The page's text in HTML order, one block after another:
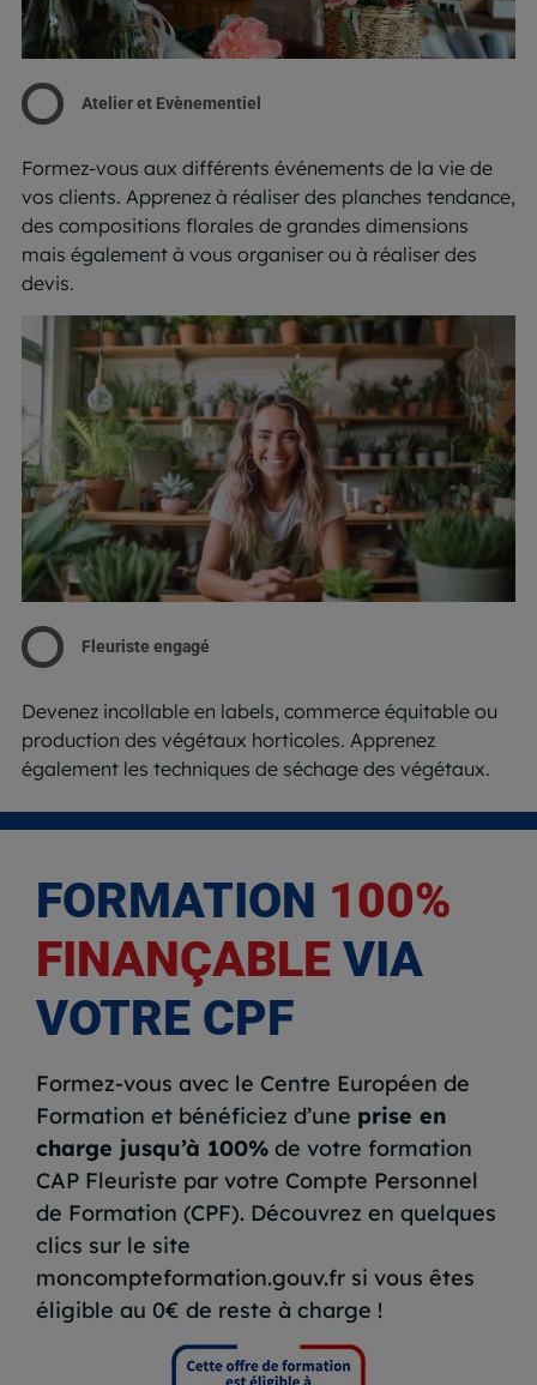
Atelier et Evènementiel
Formez-vous aux différents événements de la vie de
vos clients. Apprenez à réaliser des planches tendance,
des compositions florales de grandes dimensions
mais également à vous organiser ou à réaliser des
devis.
Fleuriste engagé
Devenez incollable en labels, commerce équitable ou
production des végétaux horticoles. Apprenez
également les techniques de séchage des végétaux.
FORMATION 100%
FINANÇABLE VIA
VOTRE CPF
Formez-vous avec le Centre Européen de
Formation et bénéficiez d’une prise en
charge jusqu’à 100% de votre formation
CAP Fleuriste par votre Compte Personnel
de Formation (CPF). Découvrez en quelques
clics sur le site
moncompteformation.gouv.fr si vous êtes
éligible au 0€ de reste à charge !